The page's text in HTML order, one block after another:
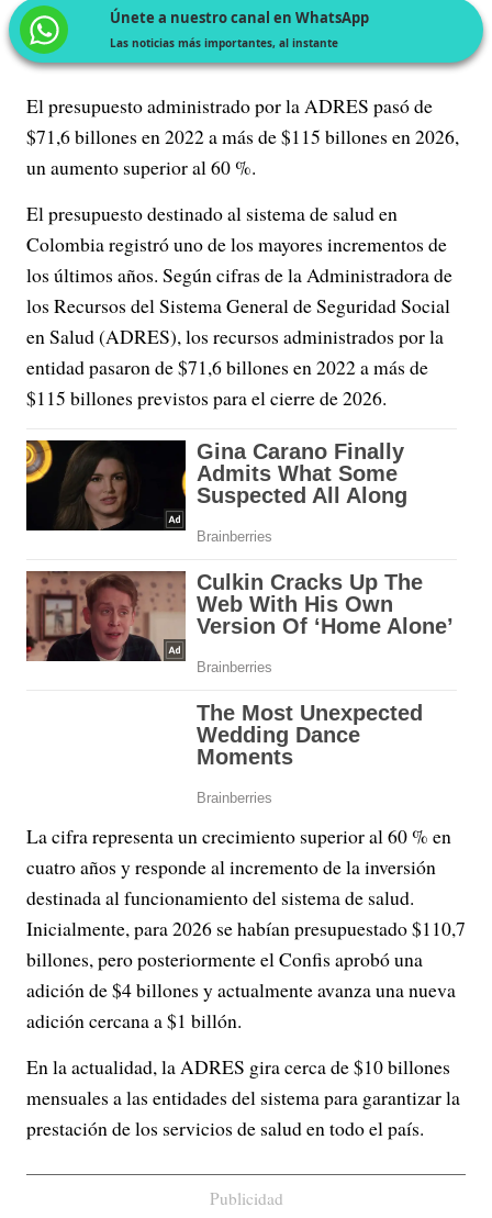
Únete a nuestro canal en WhatsApp
Las noticias más importantes, al instante
El presupuesto administrado por la ADRES pasó de
$71,6 billones en 2022 a más de $115 billones en 2026,
un aumento superior al 60 %.
El presupuesto destinado al sistema de salud en
Colombia registró uno de los mayores incrementos de
los últimos años. Según cifras de la Administradora de
los Recursos del Sistema General de Seguridad Social
en Salud (ADRES), los recursos administrados por la
entidad pasaron de $71,6 billones en 2022 a más de
$115 billones previstos para el cierre de 2026.
La cifra representa un crecimiento superior al 60 % en
cuatro años y responde al incremento de la inversión
destinada al funcionamiento del sistema de salud.
Inicialmente, para 2026 se habían presupuestado $110,7
billones, pero posteriormente el Confis aprobó una
adición de $4 billones y actualmente avanza una nueva
adición cercana a $1 billón.
En la actualidad, la ADRES gira cerca de $10 billones
mensuales a las entidades del sistema para garantizar la
prestación de los servicios de salud en todo el país.
Publicidad